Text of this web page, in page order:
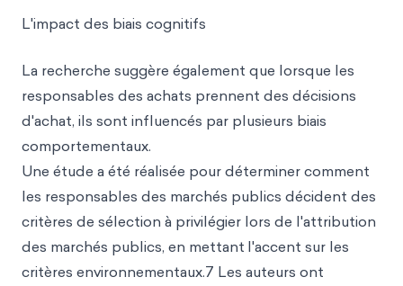
L'impact des biais cognitifs
La recherche suggère également que lorsque les
responsables des achats prennent des décisions
d'achat, ils sont influencés par plusieurs biais
comportementaux.
Une étude a été réalisée pour déterminer comment
les responsables des marchés publics décident des
critères de sélection à privilégier lors de l'attribution
des marchés publics, en mettant l'accent sur les
critères environnementaux.7 Les auteurs ont